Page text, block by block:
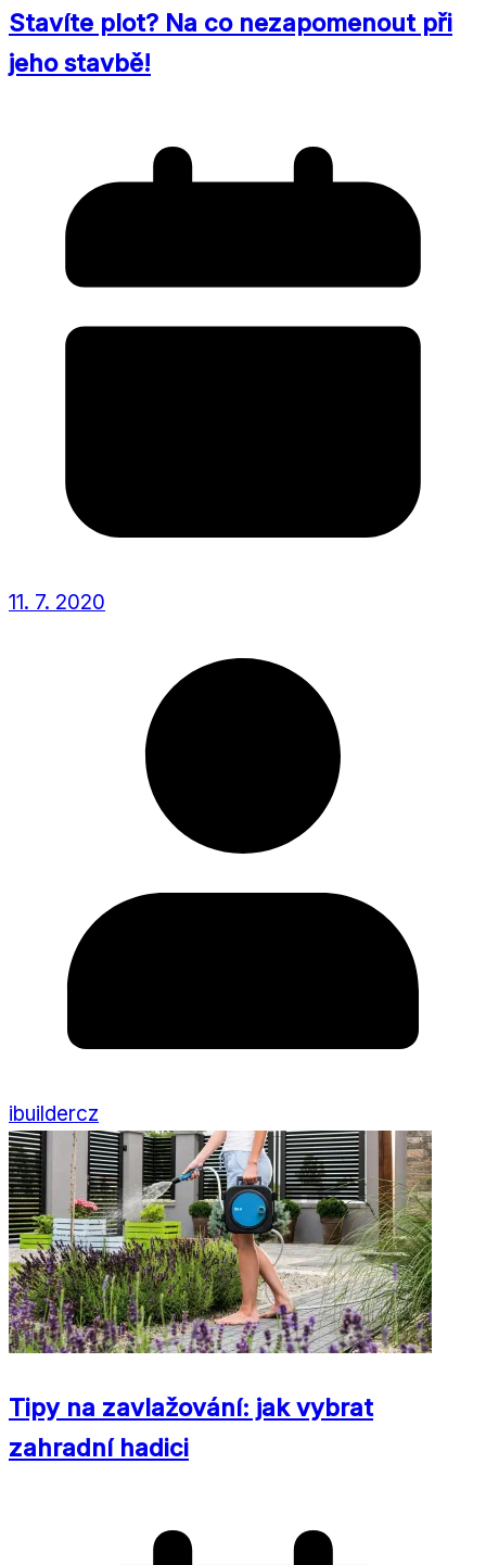
Stavíte plot? Na co nezapomenout při
jeho stavbě!
11. 7. 2020
ibuildercz
Tipy na zavlažování: jak vybrat
zahradní hadici